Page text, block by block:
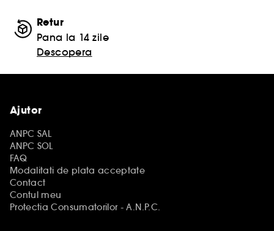
Retur
Pana la 14 zile
Descopera
Ajutor
ANPC SAL
ANPC SOL
FAQ
Modalitati de plata acceptate
Contact
Contul meu
Protectia Consumatorilor - A.N.P.C.